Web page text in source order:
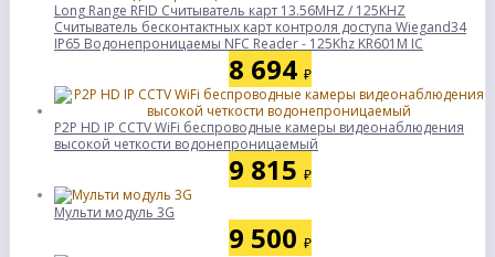
Long Range RFID Считыватель карт 13.56MHZ / 125KHZ
Считыватель бесконтактных карт контроля доступа Wiegand34
IP65 Водонепроницаемы NFC Reader - 125Khz KR601M IC
8 694 ₽
P2P HD IP CCTV WiFi беспроводные камеры видеонаблюдения
высокой четкости водонепроницаемый
9 815 ₽
Мульти модуль 3G
9 500 ₽